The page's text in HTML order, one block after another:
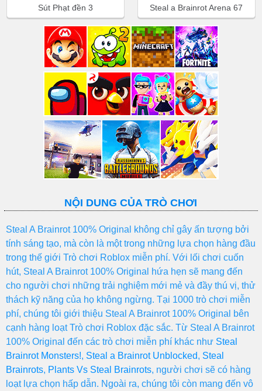
Sút Phạt đền 3 Steal a Brainrot Arena 67
NỘI DUNG CỦA TRÒ CHƠI
Steal A Brainrot 100% Original không chỉ gây ấn tượng bởi
tính sáng tạo, mà còn là một trong những lựa chọn hàng đầu
trong thế giới Trò chơi Roblox miễn phí. Với lối chơi cuốn
hút, Steal A Brainrot 100% Original hứa hẹn sẽ mang đến
cho người chơi những trải nghiệm mới mẻ và đầy thú vị, thử
thách kỹ năng của họ không ngừng. Tại 1000 trò chơi miễn
phí, chúng tôi giới thiệu Steal A Brainrot 100% Original bên
cạnh hàng loạt Trò chơi Roblox đặc sắc. Từ Steal A Brainrot
100% Original đến các trò chơi miễn phí khác như Steal
Brainrot Monsters!, Steal a Brainrot Unblocked, Steal
Brainrots, Plants Vs Steal Brainrots, người chơi sẽ có hàng
loạt lựa chọn hấp dẫn. Ngoài ra, chúng tôi còn mang đến vô